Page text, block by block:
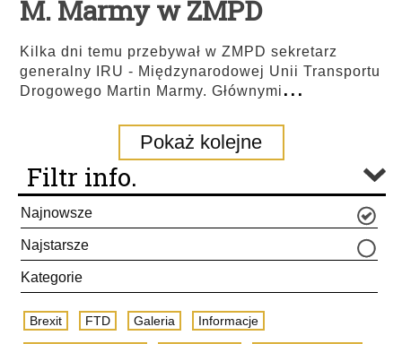
M. Marmy w ZMPD
Kilka dni temu przebywał w ZMPD sekretarz
generalny IRU - Międzynarodowej Unii Transportu
Drogowego Martin Marmy. Głównymi...
Pokaż kolejne
Filtr info.
Najnowsze
Najstarsze
Kategorie
Brexit FTD Galeria Informacje